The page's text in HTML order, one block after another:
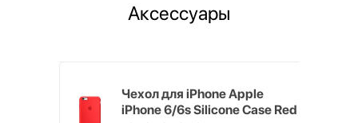
Аксессуары
Чехол для iPhone Apple
iPhone 6/6s Silicone Case Red